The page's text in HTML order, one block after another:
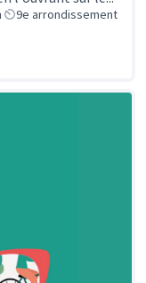
9e arrondissement